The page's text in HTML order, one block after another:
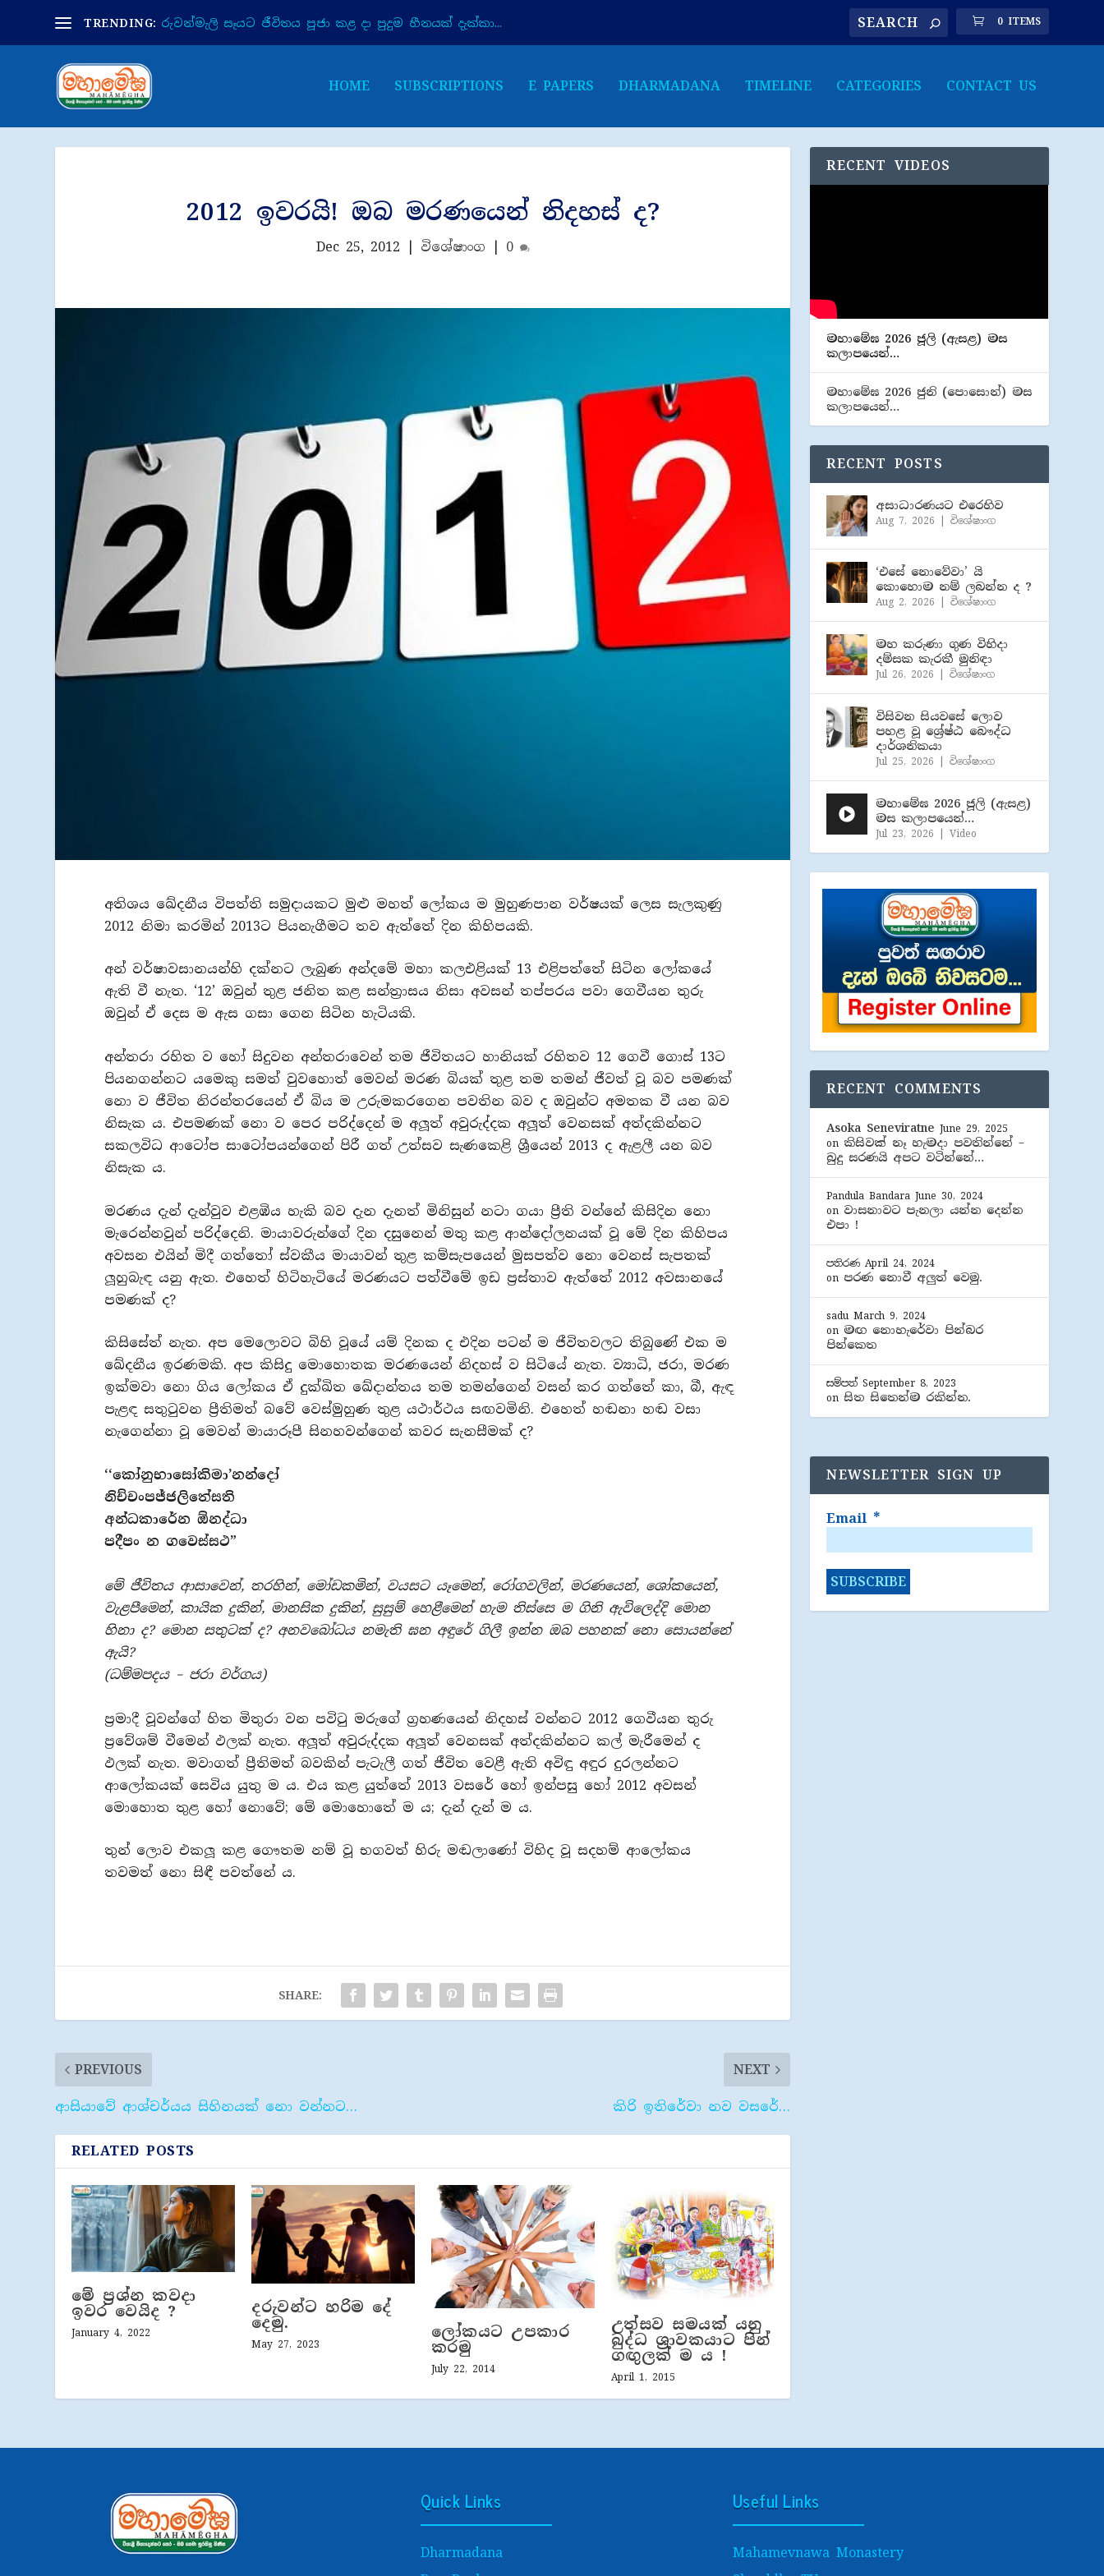
TRENDING: රුවන්මැලි සෑයට ජීවිතය පූජා කළ දා පුදුම හීනයක් දැක්කා... 0 ITEMS
HOME SUBSCRIPTIONS E PAPERS DHARMADANA TIMELINE CATEGORIES CONTACT US
2012 ඉවරයි! ඔබ මරණයෙන් නිදහස් ද?
Dec 25, 2012 විශේෂාංග 0
අතිශය ඛේදනීය විපත්ති සමුදායකට මුළු මහත් ලෝකය ම මුහුණපාන වර්ෂයක් ලෙස සැලකුණු
2012 නිමා කරමින් 2013ට පියනැගීමට තව ඇත්තේ දින කිහිපයකි.
අන් වර්ෂාවසානයන්හි දක්නට ලැබුණ අන්දමේ මහා කලඑළියක් 13 එළිපත්තේ සිටින ලෝකයේ
ඇති වී නැත. ‘12’ ඔවුන් තුළ ජනිත කළ සන්ත‍්‍රාසය නිසා අවසන් තප්පරය පවා ගෙවීයන තුරු
ඔවුන් ඒ දෙස ම ඇස ගසා ගෙන සිටින හැටියකි.
අන්තරා රහිත ව හෝ සිදුවන අන්තරාවෙන් තම ජීවිතයට හානියක් රහිතව 12 ගෙවී ගොස් 13ට
පියනගන්නට යමෙකු සමත් වුවහොත් මෙවන් මරණ බියක් තුළ තම තමන් ජීවත් වූ බව පමණක්
නො ව ජීවිත නිරන්තරයෙන් ඒ බිය ම උරුමකරගෙන පවතින බව ද ඔවුන්ට අමතක වී යන බව
නිසැක ය. එපමණක් නො ව පෙර පරිද්දෙන් ම අලූත් අවුරුද්දක අලූත් වෙනසක් අත්දකින්නට
සකලවිධ ආටෝප සාටෝපයන්ගෙන් පිරී ගත් උත්සව සැණකෙළි ශී‍්‍රයෙන් 2013 ද ඇළලී යන බව
නිසැක ය.
මරණය දැන් දැන්වුව එළඹිය හැකි බව දැන දැනත් මිනිසුන් නටා ගයා පී‍්‍රති වන්නේ කිසිදින නො
මැරෙන්නවුන් පරිද්දෙනි. මායාවරුන්ගේ දින දසුනෙන් මතු කළ ආන්දෝලනයක් වූ මේ දින කිහිපය
අවසන එයින් මිදී ගත්තෝ ස්වකීය මායාවන් තුළ කම්සැපයෙන් මුසපත්ව නො වෙනස් සැපතක්
ලූහුබැඳ යනු ඇත. එහෙත් හිටිහැටියේ මරණයට පත්වීමේ ඉඩ ප‍්‍රස්තාව ඇත්තේ 2012 අවසානයේ
පමණක් ද?
කිසිසේත් නැත. අප මෙලොවට බිහි වූයේ යම් දිනක ද එදින පටන් ම ජීවිතවලට තිබුණේ එක ම
ඛේදනීය ඉරණමකි. අප කිසිදු මොහොතක මරණයෙන් නිදහස් ව සිටියේ නැත. ව්‍යාධි, ජරා, මරණ
ඉක්මවා නො ගිය ලෝකය ඒ දුක්ඛිත ඛේදාන්තය තම තමන්ගෙන් වසන් කර ගත්තේ කා, බී, ඇඳ
පැළඳ සතුටුවන පී‍්‍රතිමත් බවේ වෙස්මුහුණ තුළ යථාර්ථය සඟවමිනි. එහෙත් හඬනා හඬ වසා
නැගෙන්නා වූ මෙවන් මායාරූපී සිනහවන්ගෙන් කවර සැනසීමක් ද?
‘‘කෝනුභාසෝකිමා’නන්දෝ
නිච්චංපජ්ජලිතේසති
අන්ධකාරේන ඕනද්ධා
පදීපං න ගවෙස්සථ”
මේ ජීවිතය ආසාවෙන්, තරහින්, මෝඩකමින්, වයසට යෑමෙන්, රෝගවලින්, මරණයෙන්, ශෝකයෙන්,
වැළපීමෙන්, කායික දුකින්, මානසික දුකින්, සුසුම් හෙළීමෙන් හැම තිස්සෙ ම ගිනි ඇවිලෙද්දි මොන
හිනා ද? මොන සතුටක් ද? අනවබෝධය නමැති ඝන අඳුරේ ගිලී ඉන්න ඔබ පහනක් නො සොයන්නේ
ඇයි?
(ධම්මපදය – ජරා වර්ගය)
ප‍්‍රමාදී වූවන්ගේ හිත මිතුරා වන පවිටු මරුගේ ග‍්‍රහණයෙන් නිදහස් වන්නට 2012 ගෙවීයන තුරු
ප‍්‍රවේශම් වීමෙන් ඵලක් නැත. අලූත් අවුරුද්දක අලූත් වෙනසක් අත්දකින්නට කල් මැරීමෙන් ද
ඵලක් නැත. මවාගත් පී‍්‍රතිමත් බවකින් පැටැලී ගත් ජීවිත වෙළී ඇති අවිඳු අඳුර දුරලන්නට
ආලෝකයක් සෙවිය යුතු ම ය. එය කළ යුත්තේ 2013 වසරේ හෝ ඉන්පසු හෝ 2012 අවසන්
මොහොත තුළ හෝ නොවේ; මේ මොහොතේ ම ය; දැන් දැන් ම ය.
තුන් ලොව එකලූ කළ ගෞතම නම් වූ භගවත් හිරු මඬලාණෝ විහිද වූ සදහම් ආලෝකය
තවමත් නො සිඳී පවත්නේ ය.
SHARE:
PREVIOUS
ආසියාවේ ආශ්චර්යය සිහිනයක් නො වන්නට…
NEXT
කිරි ඉතිරේවා නව වසරේ…
RELATED POSTS
මේ ප්‍රශ්න කවදා
ඉවර වෙයිද ?
January 4, 2022
දරුවන්ට හරිම දේ
දෙමු.
May 27, 2023
ලෝකයට උපකාර
කරමු
July 22, 2014
උත්සව සමයක් යනු
බුද්ධ ශ‍්‍රාවකයාට පින්
ගඟුලක් ම ය !
April 1, 2015
RECENT VIDEOS
මහාමේඝ 2026 ජූලි (​ඇසළ) මස
කලාපයෙන්…
මහාමේඝ 2026 ජුනි (​පොසොන්) මස
කලාපයෙන්…
RECENT POSTS
අසාධාරණයට එරෙහිව
Aug 7, 2026 |විශේෂාංග
‘එසේ නොවේවා’ යි
කොහොම නම් ලබන්න ද ?
Aug 2, 2026 |විශේෂාංග
මහ කරුණා ගුණ විහිදා
දම්සක කැරකී මුනිඳා
Jul 26, 2026 |විශේෂාංග
විසිවන සියවසේ ලොව
පහළ වූ ශ්‍රේෂ්ඨ බෞද්ධ
දාර්ශනිකයා
Jul 25, 2026 |විශේෂාංග
මහාමේඝ 2026 ජූලි (​ඇසළ)
මස කලාපයෙන්…
Jul 23, 2026 |Video
RECENT COMMENTS
Asoka Seneviratne June 29, 2025
on කිසිවක් නෑ හැමදා පවතින්නේ –
බුදු සරණයි අපට වටින්නේ…
Pandula Bandara June 30, 2024
on වාසනාවට පැනලා යන්න දෙන්න
එපා !
පතිරණ April 24, 2024
on පරණ නොවී අලුත් වෙමු.
sadu March 9, 2024
on මඟ නොහැරේවා පින්බර
පින්කෙත
සම්පත් September 8, 2023
onසිත සිතෙන්ම රකින්න.
NEWSLETTER SIGN UP
Email *
Quick Links
Dharmadana
Useful Links
Mahamevnawa Monastery